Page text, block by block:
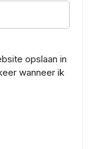
opslaan in
wanneer ik